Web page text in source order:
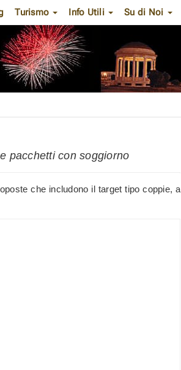
Turismo Info Utili Su di Noi
pacchetti con soggiorno
che includono il target tipo coppie, a